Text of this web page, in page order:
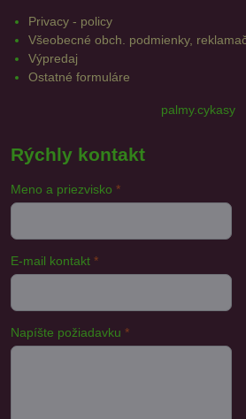
Privacy - policy
Všeobecné obch. podmienky,
Výpredaj
Ostatné formuláre
palmy.cykasy
Rýchly kontakt
Meno a priezvisko *
E-mail kontakt *
Napíšte požiadavku *